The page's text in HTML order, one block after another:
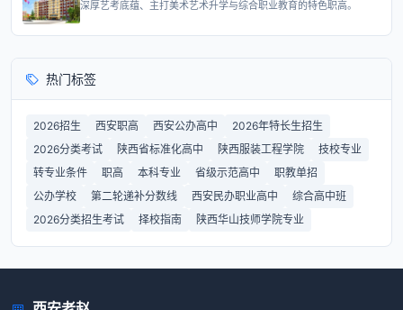
深厚艺考底蕴、主打美术艺术升学与综合职业教育的特色职高。
热门标签
2026招生 西安职高 西安公办高中
2026年特长生招生
2026分类考试
陕西省标准化高中 陕西服装工程学院
技校专业
转专业条件
职高 本科专业 省级示范高中
职教单招
公办学校
第二轮递补分数线 西安民办职业高中
综合高中班
2026分类招生考试
择校指南 陕西华山技师学院专业